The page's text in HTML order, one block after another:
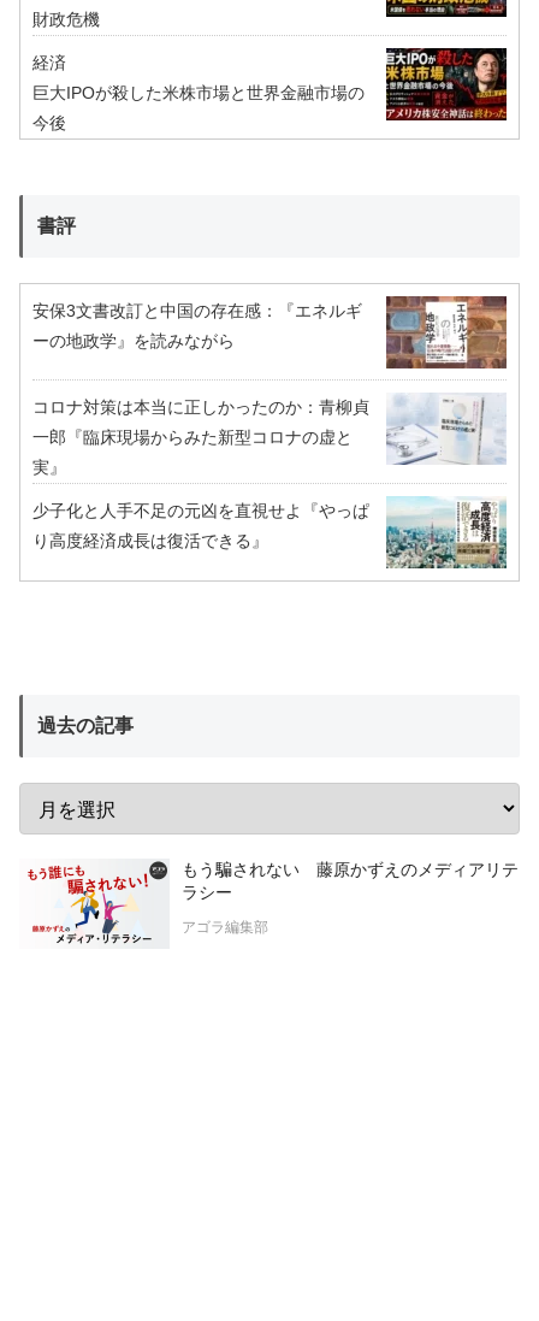
財政危機
経済
巨大IPOが殺した米株市場と世界金融市場の
今後
書評
安保3文書改訂と中国の存在感：『エネルギ
ーの地政学』を読みながら
コロナ対策は本当に正しかったのか：青柳貞
一郎『臨床現場からみた新型コロナの虚と
実』
少子化と人手不足の元凶を直視せよ『やっぱ
り高度経済成長は復活できる』
過去の記事
もう騙されない 藤原かずえのメディアリテ
ラシー
アゴラ編集部